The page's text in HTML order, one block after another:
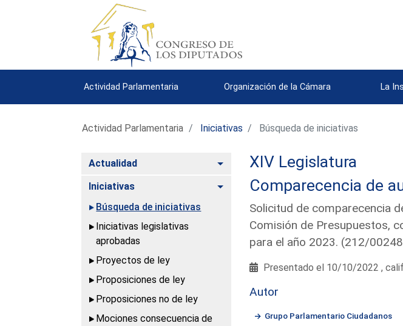
Actividad Parlamentaria Organización de la Cámara La
Actividad Parlamentaria Iniciativas Búsqueda de iniciativas
Actualidad Alternar
Iniciativas
Alternar
Búsqueda de iniciativas
Iniciativas legislativas
aprobadas
Proyectos de ley
Proposiciones de ley
Proposiciones no de ley
Mociones consecuencia de
XIV Legislatura
Comparecencia de
Solicitud de comparecencia
Comisión de Presupuestos,
para el año 2023. (212/
Presentado el 10/10/2022 ,
Autor
Grupo Parlamentario Ciudadanos